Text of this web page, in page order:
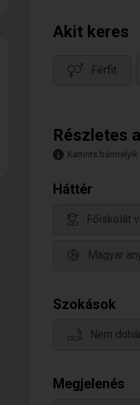
Akit keres
Férfit
Részletes
Kattints
Háttér
Főiskolát
Magyar
Szokások
Nem
Megjelenés